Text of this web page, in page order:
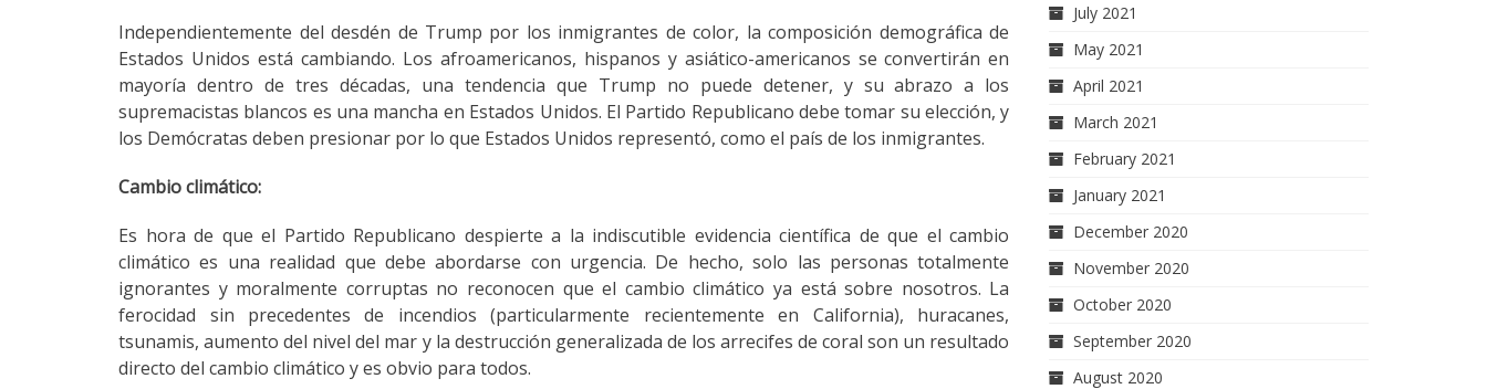
Independientemente del desdén de Trump por los inmigrantes de color, la composición demográfica de
Estados Unidos está cambiando. Los afroamericanos, hispanos y asiático-americanos se convertirán en
mayoría dentro de tres décadas, una tendencia que Trump no puede detener, y su abrazo a los
supremacistas blancos es una mancha en Estados Unidos. El Partido Republicano debe tomar su elección, y
los Demócratas deben presionar por lo que Estados Unidos representó, como el país de los inmigrantes.
Cambio climático:
Es hora de que el Partido Republicano despierte a la indiscutible evidencia científica de que el cambio
climático es una realidad que debe abordarse con urgencia. De hecho, solo las personas totalmente
ignorantes y moralmente corruptas no reconocen que el cambio climático ya está sobre nosotros. La
ferocidad sin precedentes de incendios (particularmente recientemente en California), huracanes,
tsunamis, aumento del nivel del mar y la destrucción generalizada de los arrecifes de coral son un resultado
directo del cambio climático y es obvio para todos.
July 2021
May 2021
April 2021
March 2021
February 2021
January 2021
December 2020
November 2020
October 2020
September 2020
August 2020